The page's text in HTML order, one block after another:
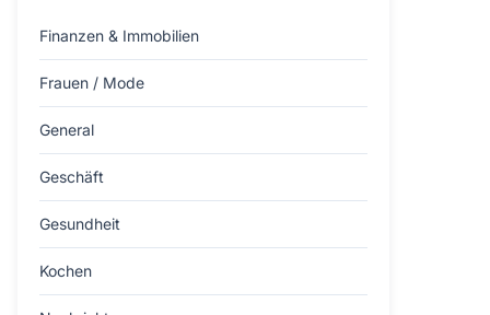
Finanzen & Immobilien
Frauen / Mode
General
Geschäft
Gesundheit
Kochen